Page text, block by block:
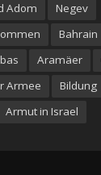
Adom
Negev
Bahrain
Aramäer
Armee
Bildung
Armut in Israel